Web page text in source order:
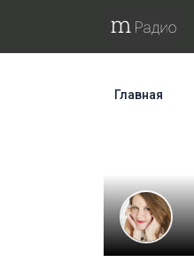
Главная